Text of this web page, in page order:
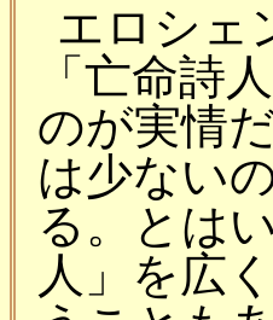
エロシェ
「亡命詩
のが実情
は少ない
る。とは
人」を広